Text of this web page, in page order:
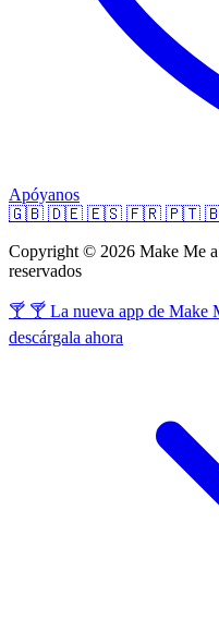
Apóyanos
🇬🇧 🇩🇪 🇪🇸 🇫🇷 🇵🇹
Copyright © 2026 Make Me
reservados
🍸 🍸 La nueva app de
descárgala ahora